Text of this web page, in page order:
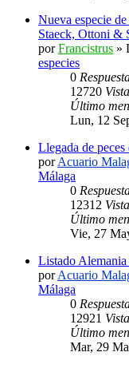
Nueva especie
Staeck, Ottoni &
porFrancistrus »
especies
0
12720
Último
Lun, 12
Llegada de
porAcuario
Málaga
0
12312
Último
Vie, 27
Listado Alemania
porAcuario
Málaga
0
12921
Último
Mar, 29